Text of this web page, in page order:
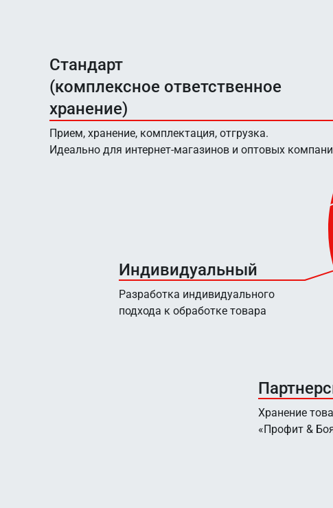
Стандарт
(комплексное ответственное
хранение)
Прием, хранение, комплектация, отгрузка.
Идеально для интернет-магазинов и оптовых
Хранение
«Профит &
Индивидуальный
Разработка индивидуального
подхода к обработке товара